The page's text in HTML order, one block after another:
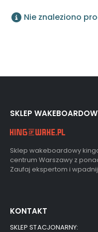
Nie znaleziono
SKLEP
Sklep wakeboardowy
centrum Warszawy z
Zaufaj ekspertom i
KONTAKT
SKLEP STACJONARNY: